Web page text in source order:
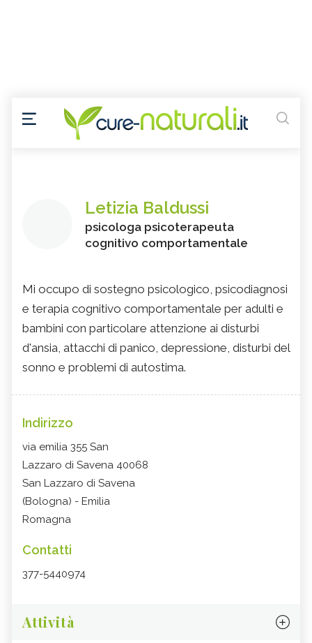
Letizia Baldussi
psicologa psicoterapeuta
cognitivo comportamentale
Mi occupo di sostegno psicologico, psicodiagnosi
e terapia cognitivo comportamentale per adulti e
bambini con particolare attenzione ai disturbi
d'ansia, attacchi di panico, depressione, disturbi del
sonno e problemi di autostima.
Indirizzo
via emilia 355 San
Lazzaro di Savena 40068
San Lazzaro di Savena
(Bologna) - Emilia
Romagna
Contatti
377-5440974
Attività